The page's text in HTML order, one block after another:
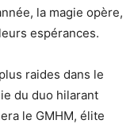
la magie opère,
espérances.
raides dans le
du duo hilarant
le GMHM, élite